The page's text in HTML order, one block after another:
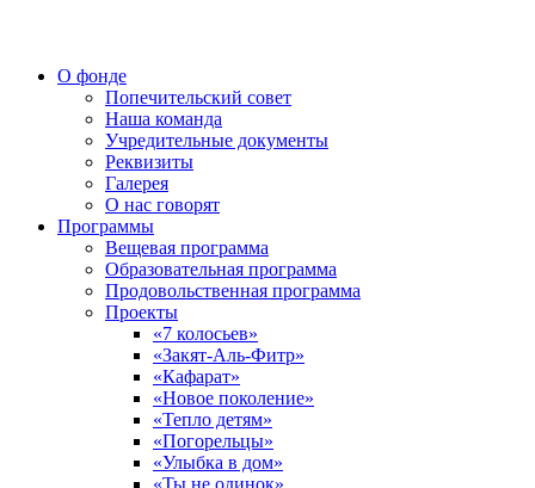
О фонде
Попечительский совет
Наша команда
Учредительные документы
Реквизиты
Галерея
О нас говорят
Программы
Вещевая программа
Образовательная программа
Продовольственная программа
Проекты
«7 колосьев»
«Закят-Аль-Фитр»
«Кафарат»
«Новое поколение»
«Тепло детям»
«Погорельцы»
«Улыбка в дом»